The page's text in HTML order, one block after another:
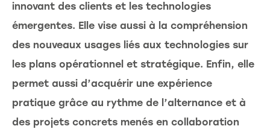
innovant des clients et les technologies
émergentes. Elle vise aussi à la compréhension
des nouveaux usages liés aux technologies sur
les plans opérationnel et stratégique. Enfin, elle
permet aussi d’acquérir une expérience
pratique grâce au rythme de l’alternance et à
des projets concrets menés en collaboration